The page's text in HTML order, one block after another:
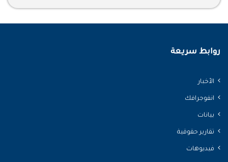
روابط سريعة
الأخبار
انفوجرافك
بيانات
تقارير حقوقية
فيديوهات